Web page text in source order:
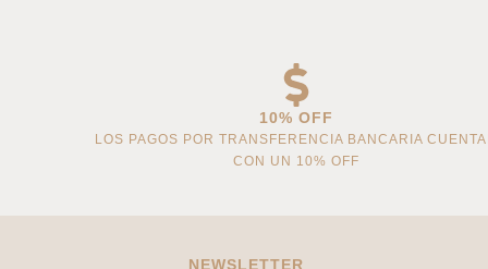
10% OFF
LOS PAGOS POR TRANSFERENCIA BANCARIA
CON UN 10% OFF
NEWSLETTER